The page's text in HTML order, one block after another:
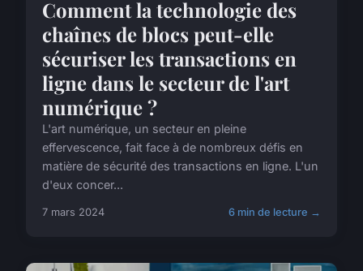
Comment la technologie des
chaînes de blocs peut-elle
sécuriser les transactions en
ligne dans le secteur de l'art
numérique ?
L'art numérique, un secteur en pleine
effervescence, fait face à de nombreux défis en
matière de sécurité des transactions en ligne. L'un
d'eux concer...
7 mars 2024 6 min de lecture →